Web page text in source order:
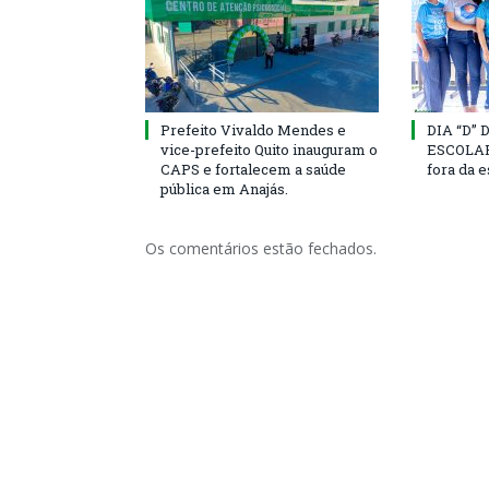
Prefeito Vivaldo Mendes e
vice-prefeito Quito inauguram o
CAPS e fortalecem a saúde
pública em Anajás.
DIA “D”
fora da
Os comentários estão fechados.